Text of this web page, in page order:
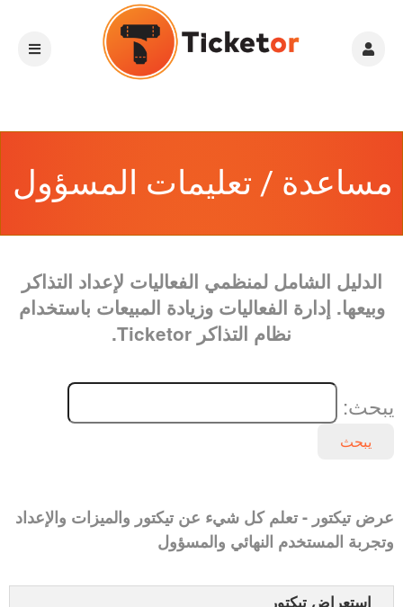
مساعدة / تعليمات المسؤول
الدليل الشامل لمنظمي الفعاليات لإعداد التذاكر
وبيعها. إدارة الفعاليات وزيادة المبيعات باستخدام
نظام التذاكر Ticketor.
يبحث:
يبحث
عرض تيكتور - تعلم كل شيء عن تيكتور والميزات والإعداد
وتجربة المستخدم النهائي والمسؤول
استعراض تيكتور